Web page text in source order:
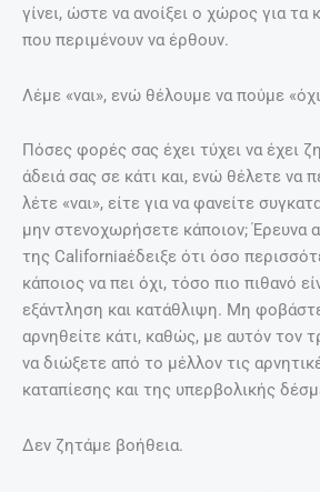
γίνει, ώστε να ανοίξει ο χώρος για τα
που περιμένουν να έρθουν.
Λέμε «ναι», ενώ θέλουμε να πούμε
Πόσες φορές σας έχει τύχει να έχει
άδειά σας σε κάτι και, ενώ θέλετε να
λέτε «ναι», είτε για να φανείτε
μην στενοχωρήσετε κάποιον; Έρευνα
της Californiaέδειξε ότι όσο
κάποιος να πει όχι, τόσο πιο πιθανό
εξάντληση και κατάθλιψη. Μη
αρνηθείτε κάτι, καθώς, με αυτόν τον
να διώξετε από το μέλλον τις
καταπίεσης και της υπερβολικής
Δεν ζητάμε βοήθεια.